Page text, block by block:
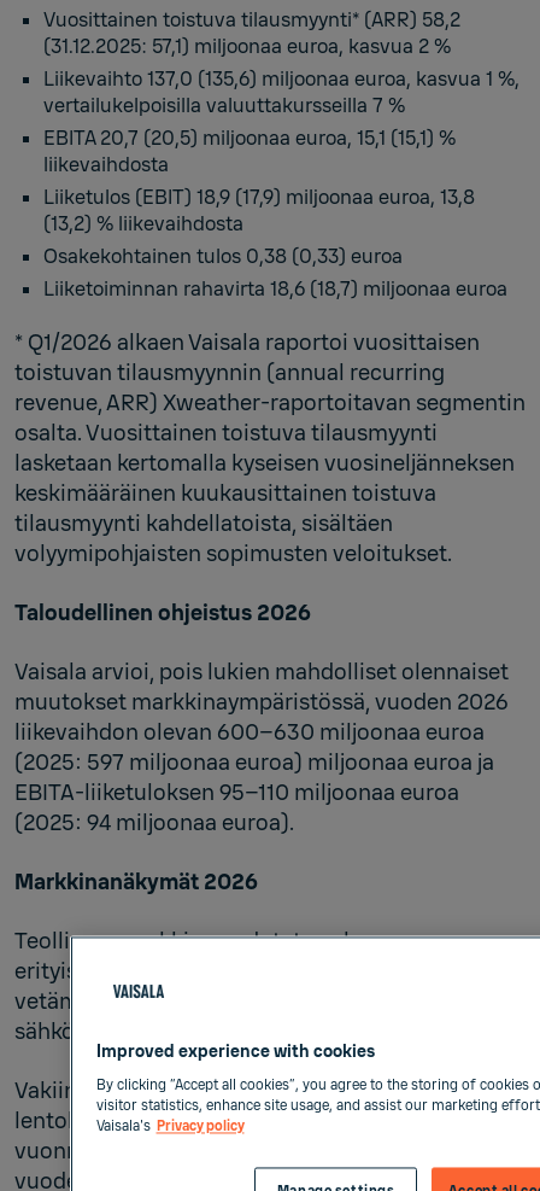
Vuosittainen toistuva tilausmyynti* (ARR) 58,2
(31.12.2025: 57,1) miljoonaa euroa, kasvua 2 %
Liikevaihto 137,0 (135,6) miljoonaa euroa, kasvua 1 %,
vertailukelpoisilla valuuttakursseilla 7 %
EBITA 20,7 (20,5) miljoonaa euroa, 15,1 (15,1) %
liikevaihdosta
Liiketulos (EBIT) 18,9 (17,9) miljoonaa euroa, 13,8
(13,2) % liikevaihdosta
Osakekohtainen tulos 0,38 (0,33) euroa
Liiketoiminnan rahavirta 18,6 (18,7) miljoonaa euroa
* Q1/2026 alkaen Vaisala raportoi vuosittaisen
toistuvan tilausmyynnin (annual recurring
revenue, ARR) Xweather-raportoitavan segmentin
osalta. Vuosittainen toistuva tilausmyynti
lasketaan kertomalla kyseisen vuosineljänneksen
keskimääräinen kuukausittainen toistuva
tilausmyynti kahdellatoista, sisältäen
volyymipohjaisten sopimusten veloitukset.
Taloudellinen ohjeistus 2026
Vaisala arvioi, pois lukien mahdolliset olennaiset
muutokset markkinaympäristössä, vuoden 2026
liikevaihdon olevan 600–630 miljoonaa euroa
(2025: 597 miljoonaa euroa) miljoonaa euroa ja
EBITA-liiketuloksen 95–110 miljoonaa euroa
(2025: 94 miljoonaa euroa).
Markkinanäkymät 2026
Teollisuusmarkkinan odotetaan kasvavan
erityisesti datakeskus- ja puolijohdeteollisuuden
vetämänä. Myös terveysteknologia- ja
sähkövoimamarkkinoiden odotetaan kasvavan.
Vakiintuneemmat meteorologian ja
lentoliikenteen markkinat normalisoituivat
vuonna 2025 kahden poikkeuksellisen vahvan
vuoden jälkeen. Näiden markkinoiden odotetaan
Improved experience with cookies
By clicking “Accept all cookies”, you agree to the storing of cookies
visitor statistics, enhance site usage, and assist our marketing
Vaisala's Privacy policy